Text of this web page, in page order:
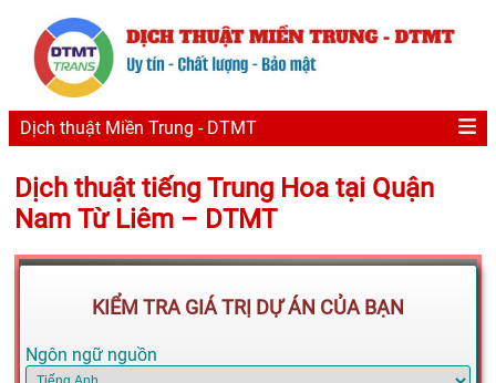
Dịch thuật Miền Trung - DTMT
Dịch thuật tiếng Trung Hoa tại Quận
Nam Từ Liêm – DTMT
KIỂM TRA GIÁ TRỊ DỰ ÁN CỦA BẠN
Ngôn ngữ nguồn